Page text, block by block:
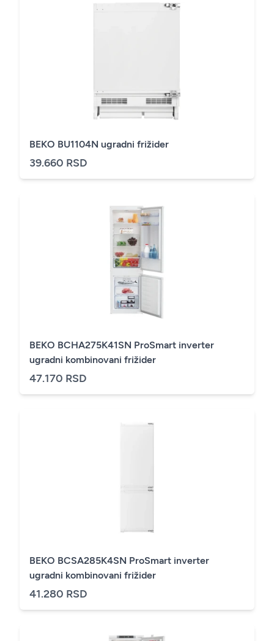
BEKO BU1104N ugradni frižider
39.660 RSD
BEKO BCHA275K41SN ProSmart inverter
ugradni kombinovani frižider
47.170 RSD
BEKO BCSA285K4SN ProSmart inverter
ugradni kombinovani frižider
41.280 RSD